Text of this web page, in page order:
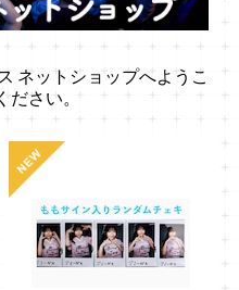
ネットショップへようこ
さい。